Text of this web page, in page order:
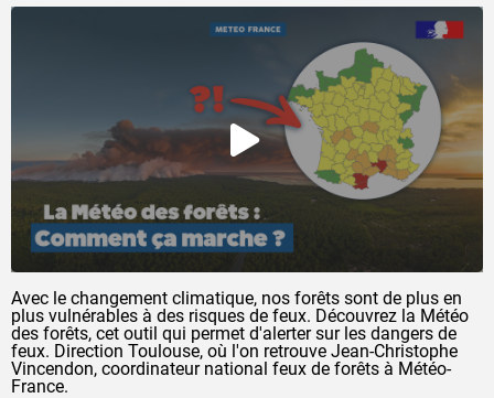
Avec le changement climatique, nos forêts sont de plus en
plus vulnérables à des risques de feux. Découvrez la Météo
des forêts, cet outil qui permet d'alerter sur les dangers de
feux. Direction Toulouse, où l'on retrouve Jean-Christophe
Vincendon, coordinateur national feux de forêts à Météo-
France.